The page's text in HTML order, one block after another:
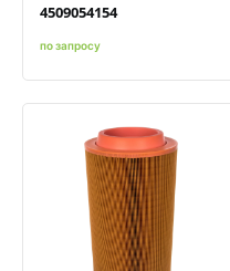
4509054154
по запросу
Быстрый просмотрДобавить к сравнению
Добавить в